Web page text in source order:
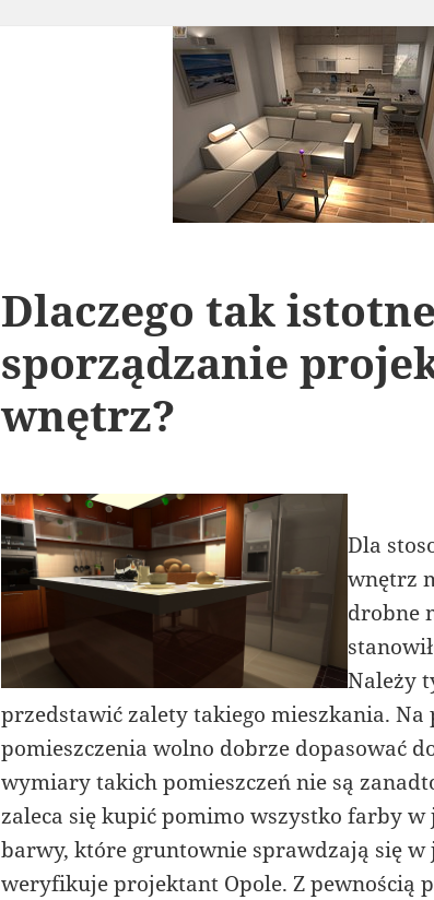
Dlaczego tak
sporządzanie
wnętrz?
Dla
wnętrz
drobne
Należy
przedstawić zalety takiego mieszkania. Na
pomieszczenia wolno dobrze dopasować
wymiary takich pomieszczeń nie są
zaleca się kupić pomimo wszystko farby w
barwy, które gruntownie sprawdzają się w
weryfikuje projektant Opole. Z pewnością